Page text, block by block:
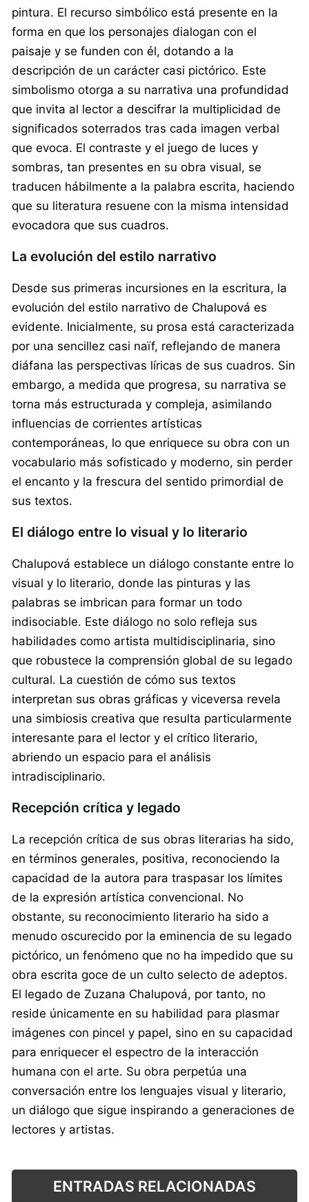
pintura. El recurso simbólico está presente en la
forma en que los personajes dialogan con el
paisaje y se funden con él, dotando a la
descripción de un carácter casi pictórico. Este
simbolismo otorga a su narrativa una profundidad
que invita al lector a descifrar la multiplicidad de
significados soterrados tras cada imagen verbal
que evoca. El contraste y el juego de luces y
sombras, tan presentes en su obra visual, se
traducen hábilmente a la palabra escrita, haciendo
que su literatura resuene con la misma intensidad
evocadora que sus cuadros.
La evolución del estilo narrativo
Desde sus primeras incursiones en la escritura, la
evolución del estilo narrativo de Chalupová es
evidente. Inicialmente, su prosa está caracterizada
por una sencillez casi naïf, reflejando de manera
diáfana las perspectivas líricas de sus cuadros. Sin
embargo, a medida que progresa, su narrativa se
torna más estructurada y compleja, asimilando
influencias de corrientes artísticas
contemporáneas, lo que enriquece su obra con un
vocabulario más sofisticado y moderno, sin perder
el encanto y la frescura del sentido primordial de
sus textos.
El diálogo entre lo visual y lo literario
Chalupová establece un diálogo constante entre lo
visual y lo literario, donde las pinturas y las
palabras se imbrican para formar un todo
indisociable. Este diálogo no solo refleja sus
habilidades como artista multidisciplinaria, sino
que robustece la comprensión global de su legado
cultural. La cuestión de cómo sus textos
interpretan sus obras gráficas y viceversa revela
una simbiosis creativa que resulta particularmente
interesante para el lector y el crítico literario,
abriendo un espacio para el análisis
intradisciplinario.
Recepción crítica y legado
La recepción crítica de sus obras literarias ha sido,
en términos generales, positiva, reconociendo la
capacidad de la autora para traspasar los límites
de la expresión artística convencional. No
obstante, su reconocimiento literario ha sido a
menudo oscurecido por la eminencia de su legado
pictórico, un fenómeno que no ha impedido que su
obra escrita goce de un culto selecto de adeptos.
El legado de Zuzana Chalupová, por tanto, no
reside únicamente en su habilidad para plasmar
imágenes con pincel y papel, sino en su capacidad
para enriquecer el espectro de la interacción
humana con el arte. Su obra perpetúa una
conversación entre los lenguajes visual y literario,
un diálogo que sigue inspirando a generaciones de
lectores y artistas.
ENTRADAS RELACIONADAS